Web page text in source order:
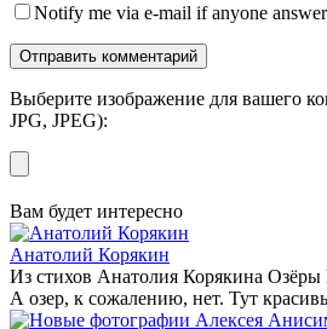
Notify me via e-mail if anyone
Выберите изображение для вашего
JPG, JPEG):
Вам будет интересно
Анатолий Корякин
Из стихов Анатолия Корякина
А озер, к сожалению, нет. Тут